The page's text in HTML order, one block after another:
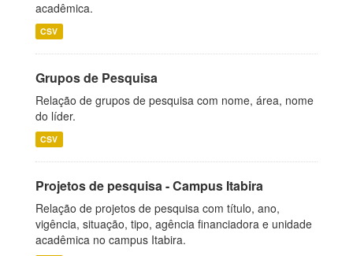
acadêmica.
CSV
Grupos de Pesquisa
Relação de grupos de pesquisa com nome, área, nome
do líder.
CSV
Projetos de pesquisa - Campus Itabira
Relação de projetos de pesquisa com título, ano,
vigência, situação, tipo, agência financiadora e unidade
acadêmica no campus Itabira.